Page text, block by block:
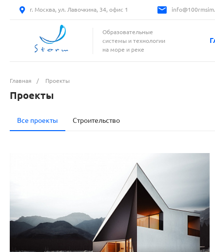
г. Москва, ул. Лавочкина, 34, офис 1
Образовательные
системы и технологии
на море и реке
Главная / Проекты
Проекты
Все проекты Строительство